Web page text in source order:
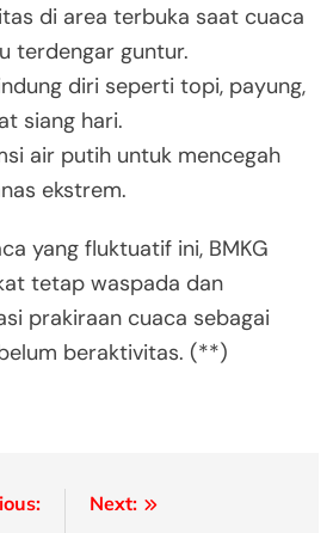
di area terbuka saat cuaca
terdengar guntur.
diri seperti topi, payung,
siang hari.
air putih untuk mencegah
ekstrem.
yang fluktuatif ini, BMKG
tetap waspada dan
prakiraan cuaca sebagai
beraktivitas. (**)
Next: